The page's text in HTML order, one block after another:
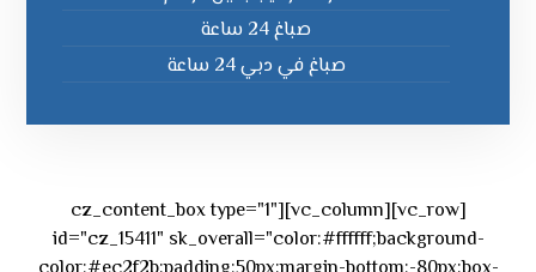
صباغ 24 ساعة
صباغ في دبي 24 ساعة
[vc_row][vc_column][cz_content_box type="1"
id="cz_15411" sk_overall="color:#ffffff;background-